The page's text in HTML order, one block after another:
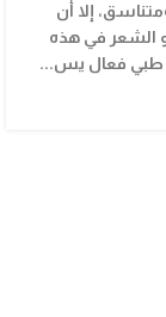
إلا أن
الشعر في هذه
طبي فعال يس...